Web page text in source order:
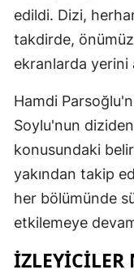
edildi. Dizi,
takdirde,
ekranlarda yerini
Hamdi
Soylu'nun diziden
konusundaki
yakından takip
her bölümünde
etkilemeye
İZLEYICILER